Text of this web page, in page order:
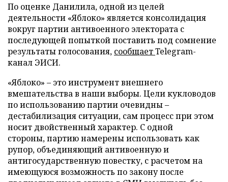
По оценке Данилила, одной из целей
деятельности «Яблоко» является консолидация
вокруг партии антивоенного электората с
последующей попыткой поставить под сомнение
результаты голосования, сообщаетTelegram-
канал ЭИСИ.
«Яблоко» – это инструмент внешнего
вмешательства в наши выборы. Цели кукловодов
по использованию партии очевидны –
дестабилизация ситуации, сам процесс при этом
носит двойственный характер. С одной
стороны, партию намерены использовать как
рупор, объединяющий антивоенную и
антигосударственную повестку, с расчетом на
имеющуюся возможность по закону после